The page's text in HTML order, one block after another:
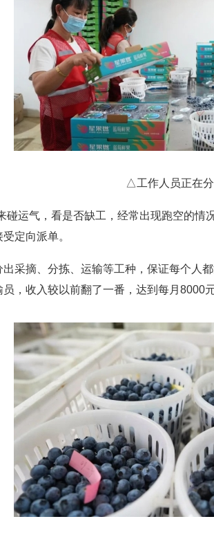
△工作人员正在分
运气，看是否缺工，经常出现跑空的情
定向派单。
摘、分拣、运输等工种，保证每个人
，收入较以前翻了一番，达到每月8000元